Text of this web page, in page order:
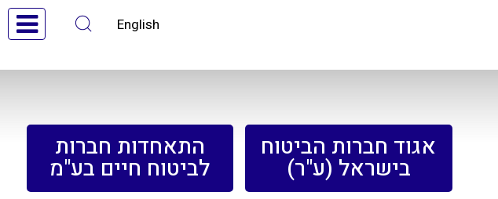
English
אגוד חברות הביטוח
בישראל (ע"ר)
התאחדות חברות
לביטוח חיים בע"מ